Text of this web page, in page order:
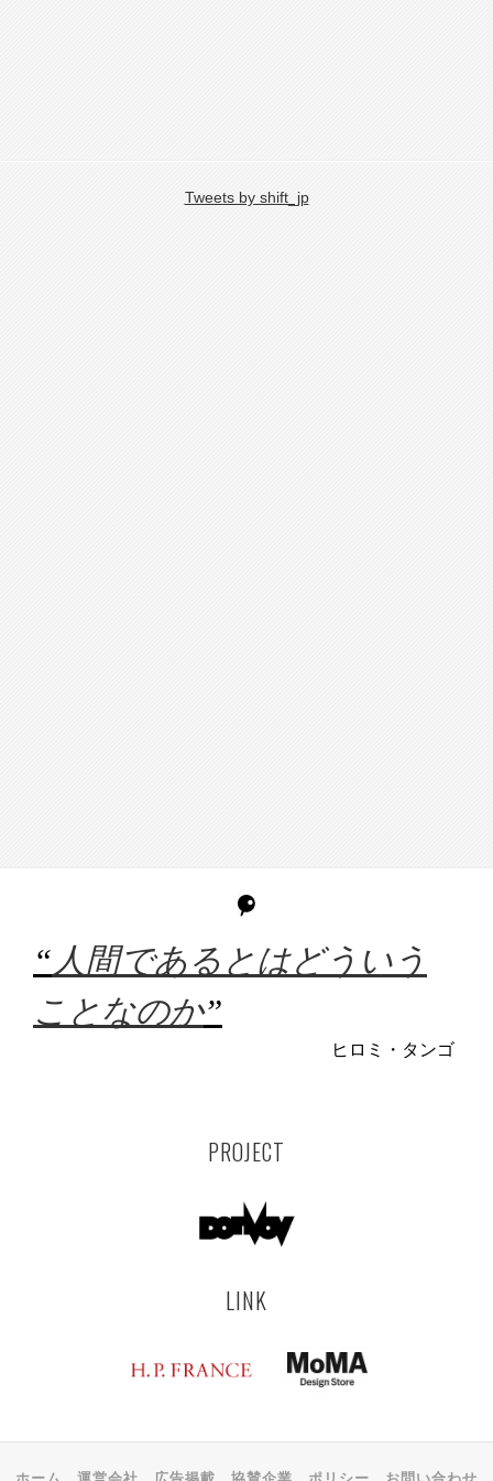
Tweets by shift_jp
“人間であるとはどういう
ことなのか”
ヒロミ・タンゴ
PROJECT
LINK